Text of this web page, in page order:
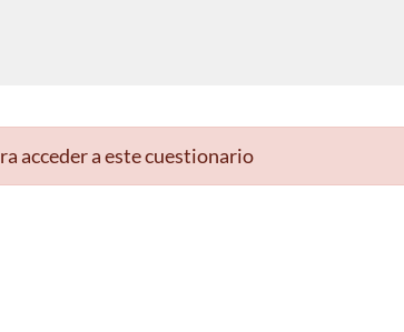
acceder a este cuestionario